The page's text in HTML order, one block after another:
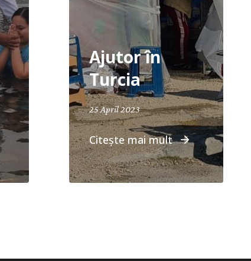
Ajutor în
Turcia
25 April 2023
Citește mai mult